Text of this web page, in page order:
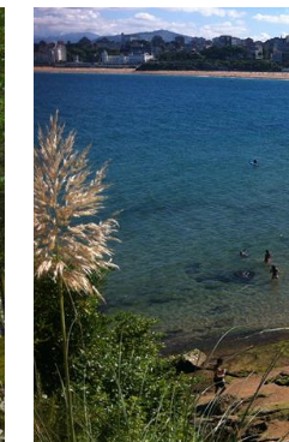
Natuur & buitenactiviteiten